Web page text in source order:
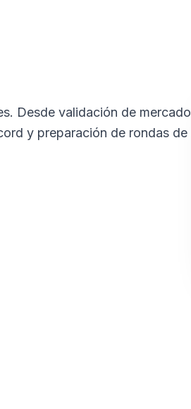
Desde validación de mercado
y preparación de rondas de